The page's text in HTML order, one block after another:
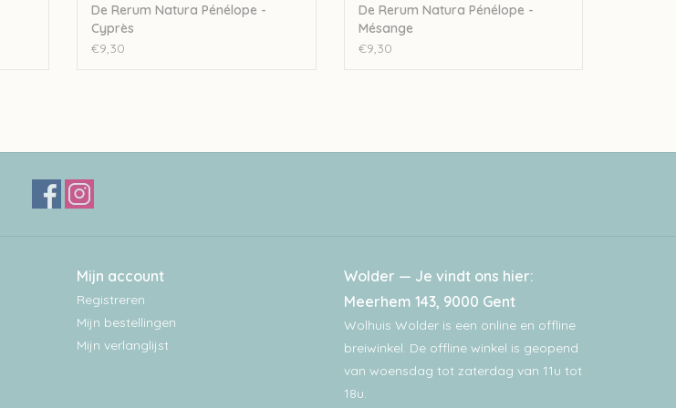
De Rerum Natura Pénélope -
Cyprès
€9,30
De Rerum Natura Pénélope -
Mésange
€9,30
Mijn account
Registreren
Mijn bestellingen
Mijn verlanglijst
Wolder — Je vindt ons hier:
Meerhem 143, 9000 Gent
Wolhuis Wolder is een online en offline
breiwinkel. De offline winkel is geopend
van woensdag tot zaterdag van 11u tot
18u.